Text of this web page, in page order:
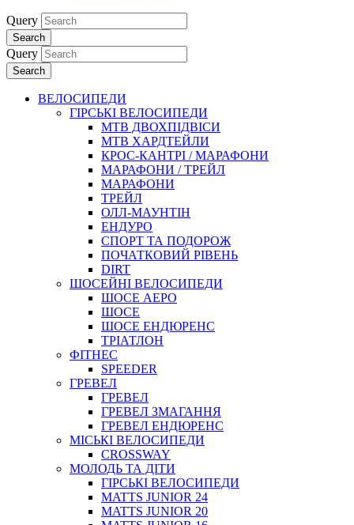
Query
Search
Query
Search
ВЕЛОСИПЕДИ
ГІРСЬКІ ВЕЛОСИПЕДИ
MTB ДВОХПIДВIСИ
MTB ХАРДТЕЙЛИ
КРОС-КАНТРI / МАРАФОНИ
МАРАФОНИ / ТРЕЙЛ
МАРАФОНИ
ТРЕЙЛ
ОЛЛ-МАУНТIН
ЕНДУРО
СПОРТ ТА ПОДОРОЖ
ПОЧАТКОВИЙ РIВЕНЬ
DIRT
ШОСЕЙНІ ВЕЛОСИПЕДИ
ШОСЕ АЕРО
ШОСЕ
ШОСЕ ЕНДЮРЕНС
ТРІАТЛОН
ФІТНЕС
SPEEDER
ГРЕВЕЛ
ГРЕВЕЛ
ГРЕВЕЛ ЗМАГАННЯ
ГРЕВЕЛ ЕНДЮРЕНС
МІСЬКІ ВЕЛОСИПЕДИ
CROSSWAY
МОЛОДЬ ТА ДІТИ
ГIРСЬКI ВЕЛОСИПЕДИ
MATTS JUNIOR 24
MATTS JUNIOR 20